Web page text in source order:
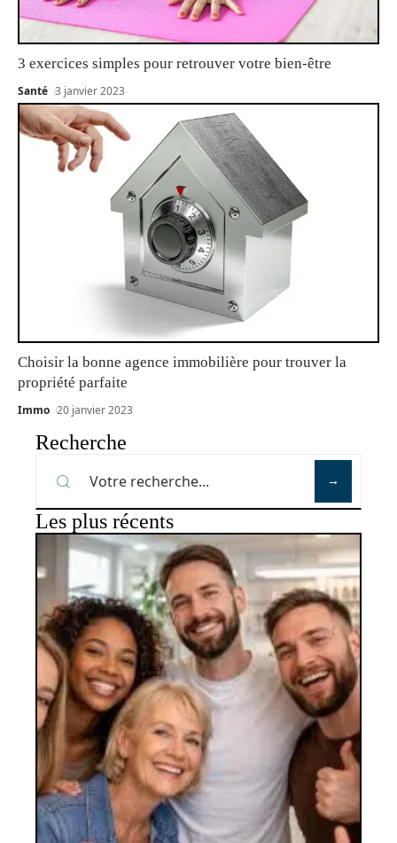
3 exercices simples pour retrouver votre bien-être
Santé 3 janvier 2023
Choisir la bonne agence immobilière pour trouver la
propriété parfaite
Immo 20 janvier 2023
Recherche
Les plus récents